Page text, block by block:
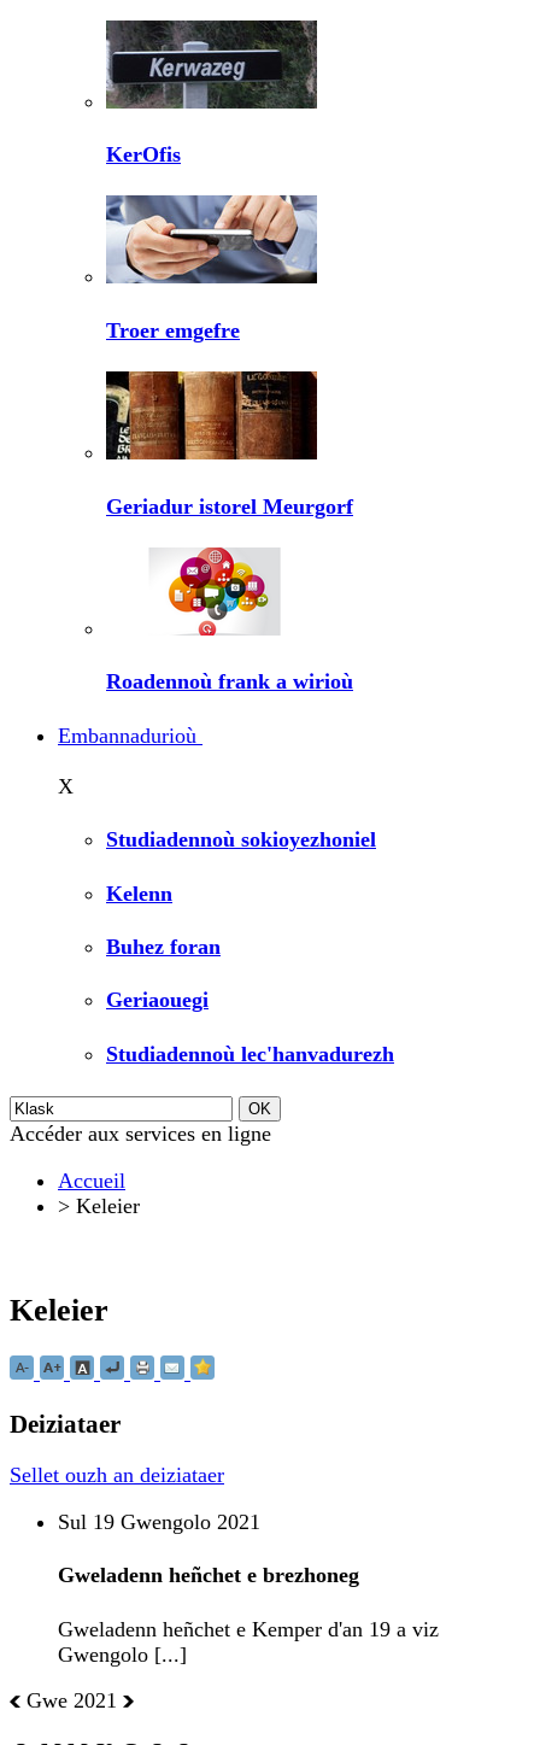
KerOfis
Troer emgefre
Geriadur istorel Meurgorf
Roadennoù frank a wirioù
Embannadurioù
X
Studiadennoù sokioyezhoniel
Kelenn
Buhez foran
Geriaouegi
Studiadennoù lec'hanvadurezh
Accéder aux services en ligne
Accueil
> Keleier
Keleier
Deiziataer
Sellet ouzh an deiziataer
Sul 19 Gwengolo 2021
Gweladenn heñchet e brezhoneg
Gweladenn heñchet e Kemper d'an 19 a viz
Gwengolo [...]
Gwe 2021